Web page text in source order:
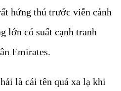
hứng thú trước viễn cảnh
lớn có suất cạnh tranh
Emirates.
là cái tên quá xa lạ khi